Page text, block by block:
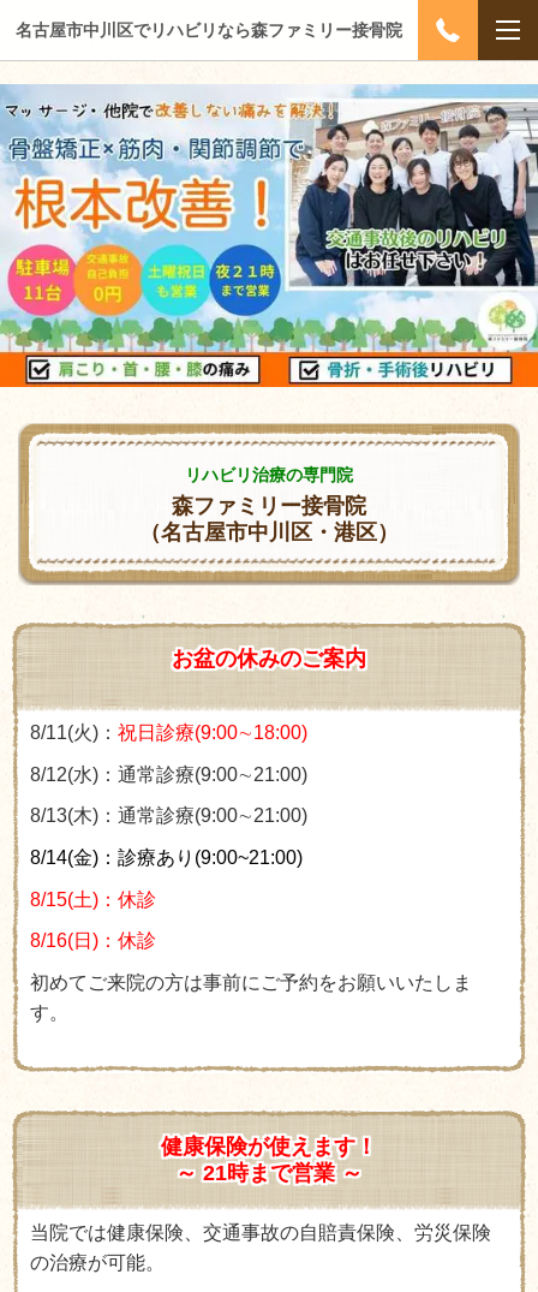
名古屋市中川区でリハビリなら森ファミリー接骨院
リハビリ治療の専門院
森ファミリー接骨院
（名古屋市中川区・港区）
お盆の休みのご案内
8/11(火)： 祝日診療(9:00∼18:00)
8/12(水)：通常診療(9:00∼21:00)
8/13(木)：通常診療(9:00∼21:00)
8/14(金)：診療あり(9:00~21:00)
8/15(土)：休診
8/16(日)：休診
初めてご来院の方は事前にご予約をお願いいたしま
す。
健康保険が使えます！
～ 21時まで営業 ～
当院では健康保険、交通事故の自賠責保険、労災保険
の治療が可能。